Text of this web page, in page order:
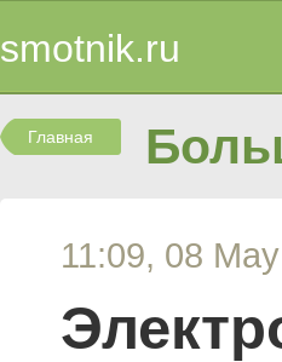
smotnik.ru
Главная
11:09, 08